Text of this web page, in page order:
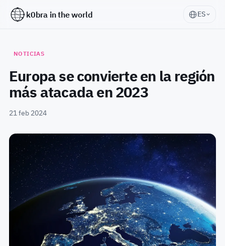
k0bra in the world ES
NOTICIAS
Europa se convierte en la región
más atacada en 2023
21 feb 2024